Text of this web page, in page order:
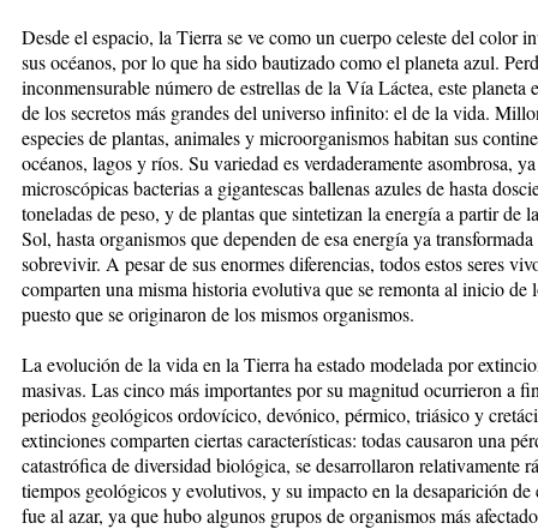
Desde el espacio, la Tierra se ve como un cuerpo celeste del color
sus océanos, por lo que ha sido bautizado como el planeta azul.
inconmensurable número de estrellas de la Vía Láctea, este planeta
de los secretos más grandes del universo infinito: el de la vida.
especies de plantas, animales y microorganismos habitan sus
océanos, lagos y ríos. Su variedad es verdaderamente asombrosa,
microscópicas bacterias a gigantescas ballenas azules de hasta
toneladas de peso, y de plantas que sintetizan la energía a partir de
Sol, hasta organismos que dependen de esa energía ya transformada
sobrevivir. A pesar de sus enormes diferencias, todos estos seres
comparten una misma historia evolutiva que se remonta al inicio de
puesto que se originaron de los mismos organismos.
La evolución de la vida en la Tierra ha estado modelada por
masivas. Las cinco más importantes por su magnitud ocurrieron a
periodos geológicos ordovícico, devónico, pérmico, triásico y
extinciones comparten ciertas características: todas causaron una
catastrófica de diversidad biológica, se desarrollaron relativamente
tiempos geológicos y evolutivos, y su impacto en la desaparición de
fue al azar, ya que hubo algunos grupos de organismos más